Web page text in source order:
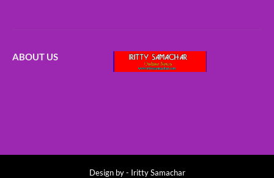
ABOUT US
Design by - Iritty Samachar